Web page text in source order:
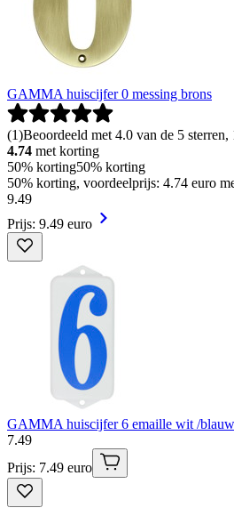
GAMMA huiscijfer 0 messing brons
(1)Beoordeeld met 4.0 van de 5
4.74 met korting
50% korting50% korting
50% korting, voordeelprijs: 4.74 euro
9.49
Prijs: 9.49 euro
GAMMA huiscijfer 6 emaille wit /blauw
7.49
Prijs: 7.49 euro